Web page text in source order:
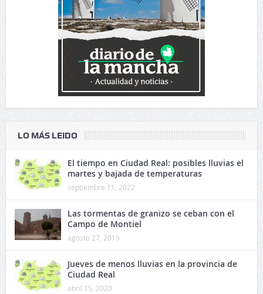
LO MÁS LEIDO
El tiempo en Ciudad Real: posibles lluvias el
martes y bajada de temperaturas
septiembre 11, 2022
Las tormentas de granizo se ceban con el
Campo de Montiel
agosto 27, 2019
Jueves de menos lluvias en la provincia de
Ciudad Real
abril 15, 2020